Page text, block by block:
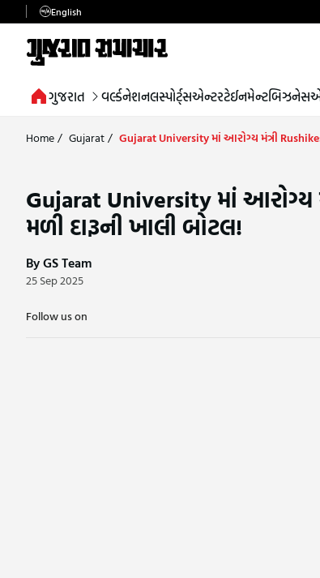
English
ગુજરાત વર્લ્ડનેશનલસ્પોર્ટ્સએન્ટરટેઈનમેન્ટબિઝનેસ
Home/ Gujarat/ Gujarat University માં આરોગ્ય મંત્રી
Gujarat University માં આરોગ્ય
મળી દારૂની ખાલી બોટલ!
By GS Team
25 Sep 2025
Follow us on